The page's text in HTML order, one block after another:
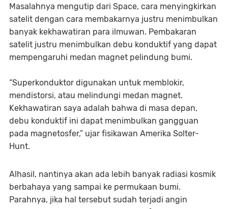
Masalahnya mengutip dari Space, cara menyingkirkan
satelit dengan cara membakarnya justru menimbulkan
banyak kekhawatiran para ilmuwan. Pembakaran
satelit justru menimbulkan debu konduktif yang dapat
mempengaruhi medan magnet pelindung bumi.
“Superkonduktor digunakan untuk memblokir,
mendistorsi, atau melindungi medan magnet.
Kekhawatiran saya adalah bahwa di masa depan,
debu konduktif ini dapat menimbulkan gangguan
pada magnetosfer,” ujar fisikawan Amerika Solter-
Hunt.
Alhasil, nantinya akan ada lebih banyak radiasi kosmik
berbahaya yang sampai ke permukaan bumi.
Parahnya, jika hal tersebut sudah terjadi angin